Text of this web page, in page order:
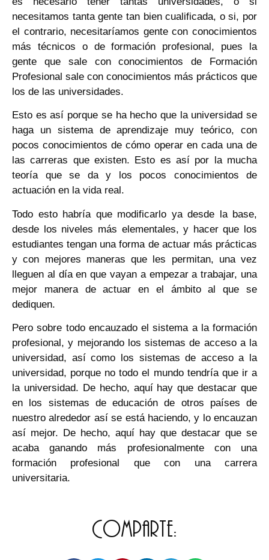
necesitamos tanta gente tan bien cualificada, o si, por
el contrario, necesitaríamos gente con conocimientos
más técnicos o de formación profesional, pues la
gente que sale con conocimientos de Formación
Profesional sale con conocimientos más prácticos que
los de las universidades.
Esto es así porque se ha hecho que la universidad se
haga un sistema de aprendizaje muy teórico, con
pocos conocimientos de cómo operar en cada una de
las carreras que existen. Esto es así por la mucha
teoría que se da y los pocos conocimientos de
actuación en la vida real.
Todo esto habría que modificarlo ya desde la base,
desde los niveles más elementales, y hacer que los
estudiantes tengan una forma de actuar más prácticas
y con mejores maneras que les permitan, una vez
lleguen al día en que vayan a empezar a trabajar, una
mejor manera de actuar en el ámbito al que se
dediquen.
Pero sobre todo encauzado el sistema a la formación
profesional, y mejorando los sistemas de acceso a la
universidad, así como los sistemas de acceso a la
universidad, porque no todo el mundo tendría que ir a
la universidad. De hecho, aquí hay que destacar que
en los sistemas de educación de otros países de
nuestro alrededor así se está haciendo, y lo encauzan
así mejor. De hecho, aquí hay que destacar que se
acaba ganando más profesionalmente con una
formación profesional que con una carrera
universitaria.
Comparte: